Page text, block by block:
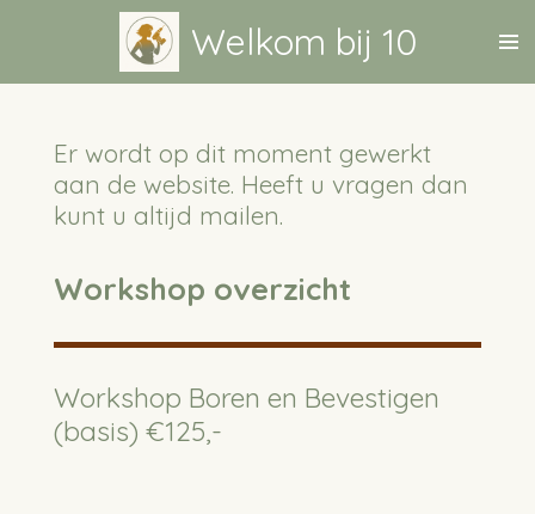
hoofdinhoud
Welkom bij 10
Er wordt op dit moment gewerkt
aan de website. Heeft u vragen dan
kunt u altijd mailen.
Workshop overzicht
Workshop Boren en Bevestigen
(basis) €125,-